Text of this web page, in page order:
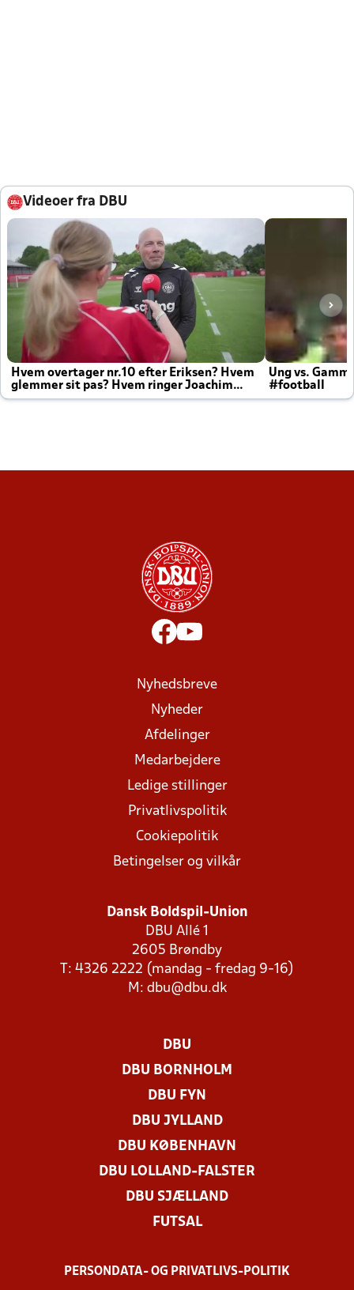
Videoer fra DBU
Hvem overtager nr.10 efter Eriksen? Hvem
glemmer sit pas? Hvem ringer Joachim
altid til efter kampe?
Ung vs.
#football
Nyhedsbreve
Nyheder
Afdelinger
Medarbejdere
Ledige stillinger
Privatlivspolitik
Cookiepolitik
Betingelser og vilkår
Dansk Boldspil-Union
DBU Allé 1
2605 Brøndby
T: 4326 2222 (mandag - fredag 9-16)
M: dbu@dbu.dk
DBU
DBU BORNHOLM
DBU FYN
DBU JYLLAND
DBU KØBENHAVN
DBU LOLLAND-FALSTER
DBU SJÆLLAND
FUTSAL
PERSONDATA- OG PRIVATLIVS-POLITIK